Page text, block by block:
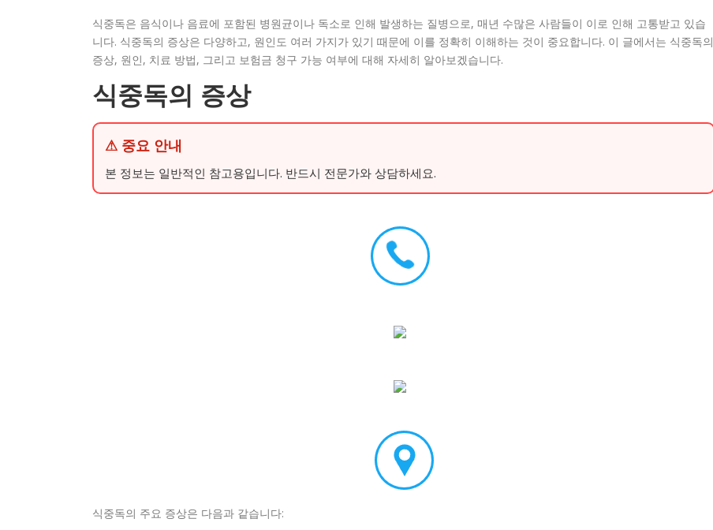
식중독은 음식이나 음료에 포함된 병원균이나 독소로 인해 발생하는 질병으로, 매년 수많은 사람들이 이로 인해 고통받고 있습
니다. 식중독의 증상은 다양하고, 원인도 여러 가지가 있기 때문에 이를 정확히 이해하는 것이 중요합니다. 이 글에서는 식중독의
증상, 원인, 치료 방법, 그리고 보험금 청구 가능 여부에 대해 자세히 알아보겠습니다.
식중독의 증상
⚠ 중요 안내
본 정보는 일반적인 참고용입니다. 반드시 전문가와 상담하세요.
식중독의 주요 증상은 다음과 같습니다: